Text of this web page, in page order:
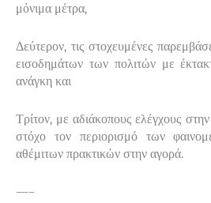
μόνιμα μέτρα,
Δεύτερον, τις στοχευμένες
εισοδημάτων των πολιτών με
ανάγκη και
Τρίτον, με αδιάκοπους ελέγχους
στόχο τον περιορισμό των
αθέμιτων πρακτικών στην αγορά.
—–